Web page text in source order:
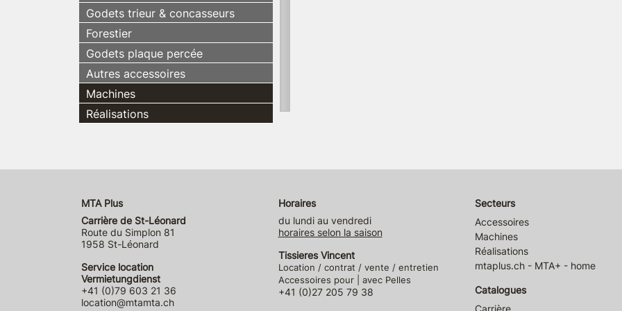
Godets trieur & concasseurs
Forestier
Godets plaque percée
Autres accessoires
Machines
Réalisations
MTA Plus
Carrière de St-Léonard
Route du Simplon 81
1958 St-Léonard
Service location
Vermietungdienst
+41 (0)79 603 21 36
location@mtamta.ch
Horaires
du lundi au vendredi
horaires selon la saison
Tissieres Vincent
Location / contrat / vente / entretien
Accessoires pour | avec Pelles
+41 (0)27 205 79 38
Secteurs
Accessoires
Machines
Réalisations
mtaplus.ch - MTA+ - home
Catalogues
Carrière